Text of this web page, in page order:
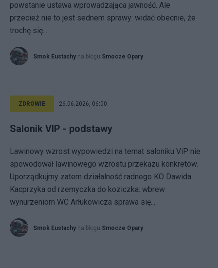
powstanie ustawa wprowadzająca jawność. Ale
przecież nie to jest sednem sprawy: widać obecnie, że
trochę się...
Smok Eustachy na blogu Smocze Opary
ZDROWIE 26.06.2026, 06:00
Salonik VIP - podstawy
Lawinowy wzrost wypowiedzi na temat saloniku ViP nie
spowodował lawinowego wzrostu przekazu konkretów.
Uporządkujmy zatem działalność radnego KO Dawida
Kacprzyka od rzemyczka do koziczka: wbrew
wynurzeniom WC Arłukowicza sprawa się...
Smok Eustachy na blogu Smocze Opary